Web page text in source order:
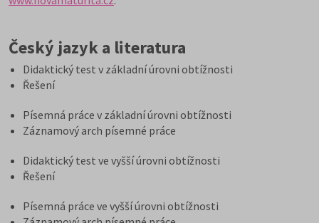
Český jazyk a literatura
Didaktický test v základní úrovni obtížnosti
Řešení
Písemná práce v základní úrovni obtížnosti
Záznamový arch písemné práce
Didaktický test ve vyšší úrovni obtížnosti
Řešení
Písemná práce ve vyšší úrovni obtížnosti